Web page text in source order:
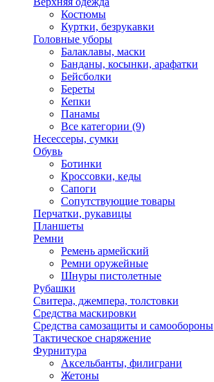
Костюмы
Куртки, безрукавки
Головные уборы
Балаклавы, маски
Банданы, косынки, арафатки
Бейсболки
Береты
Кепки
Панамы
Все категории (9)
Несессеры, сумки
Обувь
Ботинки
Кроссовки, кеды
Сапоги
Сопутствующие товары
Перчатки, рукавицы
Планшеты
Ремни
Ремень армейский
Ремни оружейные
Шнуры пистолетные
Рубашки
Свитера, джемпера, толстовки
Средства маскировки
Средства самозащиты и самообороны
Тактическое снаряжение
Фурнитура
Аксельбанты, филиграни
Жетоны